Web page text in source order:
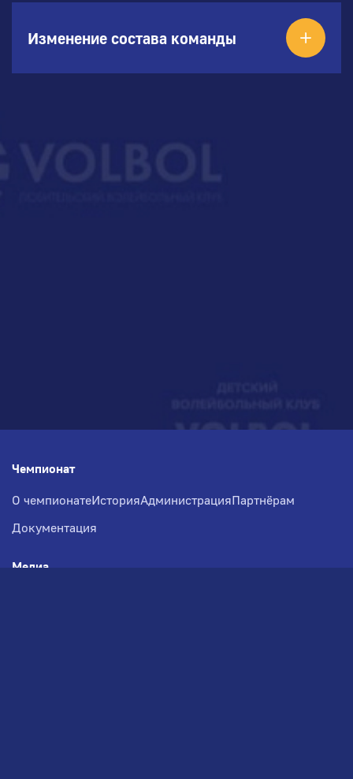
Изменение состава команды
Чемпионат
О чемпионатеИсторияАдминистрацияПартнёрам
Документация
Медиа